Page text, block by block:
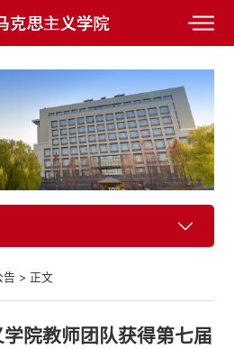
告 > 正文
院教师团队获得第七届